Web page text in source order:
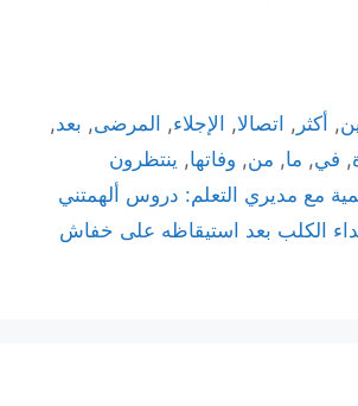
, أكثر , اتصالا, الإجلاء, المرضى, بعد,
, في, ما, من, وفاتها, ينتظرون
مع مديري التعلم: دروس ألهمتني
الكلب بعد استيقاظه على خفاش